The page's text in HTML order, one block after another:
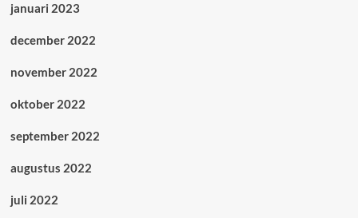
januari 2023
december 2022
november 2022
oktober 2022
september 2022
augustus 2022
juli 2022